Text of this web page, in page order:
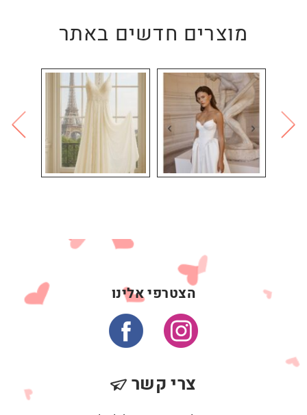
מוצרים חדשים באתר
הצטרפי אלינו
צרי קשר